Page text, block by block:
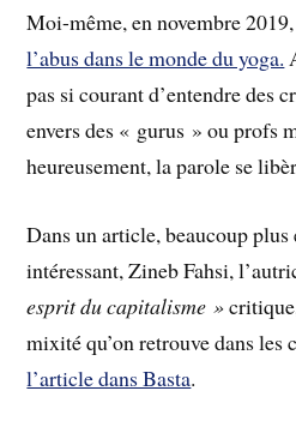
Moi-même, en novembre
l’abus dans le monde du yoga.
pas si courant d’entendre des
envers des « gurus » ou profs
heureusement, la parole se
Dans un article, beaucoup
intéressant, Zineb Fahsi,
esprit du capitalisme »
mixité qu’on retrouve dans les
l’article dans Basta.